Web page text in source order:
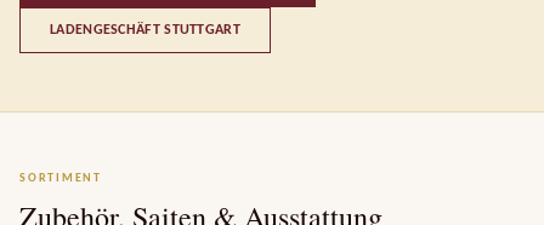
LADENGESCHÄFT STUTTGART
SORTIMENT
Zubehör, Saiten & Ausstattung